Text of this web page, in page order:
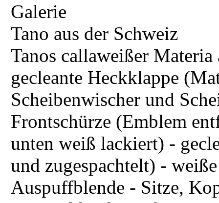
Galerie
Tano aus der Schweiz
Tanos callaweißer
gecleante Heckklappe
Scheibenwischer und
Frontschürze (Emblem
unten weiß lackiert) -
und zugespachtelt) -
Auspuffblende - Sitze,